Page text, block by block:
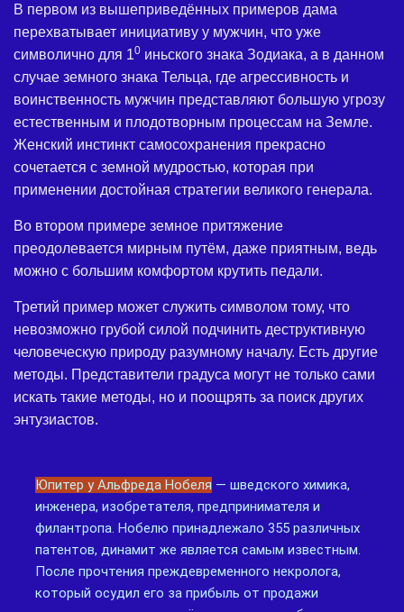
В первом из вышеприведённых примеров дама
перехватывает инициативу у мужчин, что уже
символично для 10 иньского знака Зодиака, а в данном
случае земного знака Тельца, где агрессивность и
воинственность мужчин представляют большую угрозу
естественным и плодотворным процессам на Земле.
Женский инстинкт самосохранения прекрасно
сочетается с земной мудростью, которая при
применении достойная стратегии великого генерала.
Во втором примере земное притяжение
преодолевается мирным путём, даже приятным, ведь
можно с большим комфортом крутить педали.
Третий пример может служить символом тому, что
невозможно грубой силой подчинить деструктивную
человеческую природу разумному началу. Есть другие
методы. Представители градуса могут не только сами
искать такие методы, но и поощрять за поиск других
энтузиастов.
Юпитер у Альфреда Нобеля — шведского химика,
инженера, изобретателя, предпринимателя и
филантропа. Нобелю принадлежало 355 различных
патентов, динамит же является самым известным.
После прочтения преждевременного некролога,
который осудил его за прибыль от продажи